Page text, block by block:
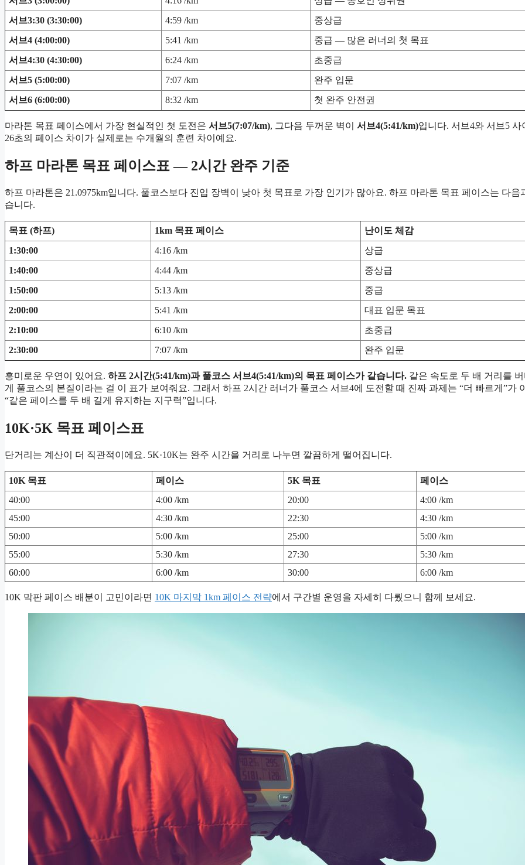
서브3:30 (3:30:00)
4:59 /km
중상급
서브4 (4:00:00)
5:41 /km
중급 — 많은 러너의 첫 목표
서브4:30 (4:30:00)
6:24 /km
초중급
서브5 (5:00:00)
7:07 /km
완주 입문
서브6 (6:00:00)
8:32 /km 첫 완주 안전권
마라톤 목표 페이스에서 가장 현실적인 첫 도전은 서브5(7:07/km), 그다음 두꺼운 벽이 서브4(5:41/km)입니다. 서브4와 서브5 사
26초의 페이스 차이가 실제로는 수개월의 훈련 차이예요.
하프 마라톤 목표 페이스표 — 2시간 완주 기준
하프 마라톤은 21.0975km입니다. 풀코스보다 진입 장벽이 낮아 첫 목표로 가장 인기가 많아요. 하프 마라톤 목표 페이스는 다음
습니다.
목표 (하프) 1km 목표 페이스
난이도 체감
1:30:00
4:16 /km
상급
1:40:00
4:44 /km
중상급
1:50:00
5:13 /km
중급
2:00:00
5:41 /km
대표 입문 목표
2:10:00
6:10 /km
초중급
2:30:00
7:07 /km 완주 입문
흥미로운 우연이 있어요. 하프 2시간(5:41/km)과 풀코스 서브4(5:41/km)의 목표 페이스가 같습니다. 같은 속도로 두 배 거리를
게 풀코스의 본질이라는 걸 이 표가 보여줘요. 그래서 하프 2시간 러너가 풀코스 서브4에 도전할 때 진짜 과제는 “더 빠르게”가
“같은 페이스를 두 배 길게 유지하는 지구력”입니다.
10K·5K 목표 페이스표
단거리는 계산이 더 직관적이에요. 5K·10K는 완주 시간을 거리로 나누면 깔끔하게 떨어집니다.
10K 목표 페이스 5K 목표
페이스
40:00
4:00 /km 20:00
4:00 /km
45:00
4:30 /km 22:30
4:30 /km
50:00
5:00 /km 25:00
5:00 /km
55:00
5:30 /km 27:30
5:30 /km
60:00
6:00 /km 30:00 6:00 /km
10K 막판 페이스 배분이 고민이라면 10K 마지막 1km 페이스 전략에서 구간별 운영을 자세히 다뤘으니 함께 보세요.